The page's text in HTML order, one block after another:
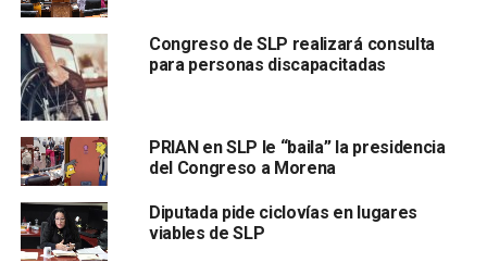
entrevista Juárez Córdova.
En ese sentido, dijo que de los cerca de 400 trabajadores
Congreso de SLP realizará consulta
para personas discapacitadas
PRIAN en SLP le “baila” la presidencia
del Congreso a Morena
Diputada pide ciclovías en lugares
viables de SLP